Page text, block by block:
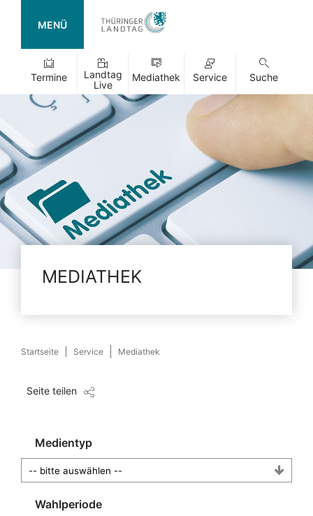
MENÜ
Termine
Landtag
Live
Mediathek Service Suche
MEDIATHEK
Startseite Service Mediathek
Seite teilen
Medientyp
Wahlperiode